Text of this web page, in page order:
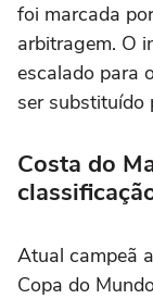
foi marcada
arbitragem. O
escalado para
ser substituído
Costa do
Atual campeã
Copa do